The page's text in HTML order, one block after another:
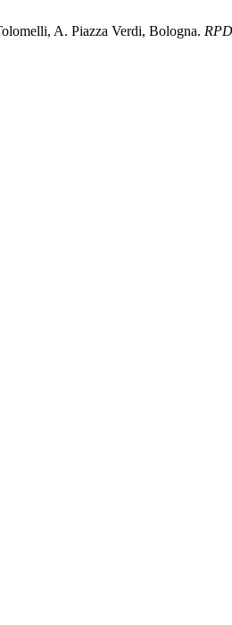
A. Piazza Verdi, Bologna. RPD